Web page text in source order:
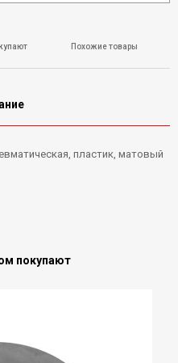
Похожие товары
пластик, матовый
покупают